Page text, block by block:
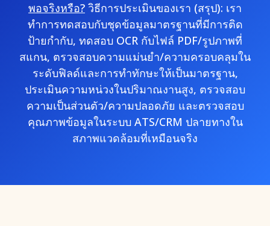
พอจริงหรือ? วิธีการประเมินของเรา (สรุป): เรา
ทำการทดสอบกับชุดข้อมูลมาตรฐานที่มีการติด
ป้ายกำกับ, ทดสอบ OCR กับไฟล์ PDF/รูปภาพที่
สแกน, ตรวจสอบความแม่นยำ/ความครอบคลุมใน
ระดับฟิลด์และการทำทักษะให้เป็นมาตรฐาน,
ประเมินความหน่วงในปริมาณงานสูง, ตรวจสอบ
ความเป็นส่วนตัว/ความปลอดภัย และตรวจสอบ
คุณภาพข้อมูลในระบบ ATS/CRM ปลายทางใน
สภาพแวดล้อมที่เหมือนจริง